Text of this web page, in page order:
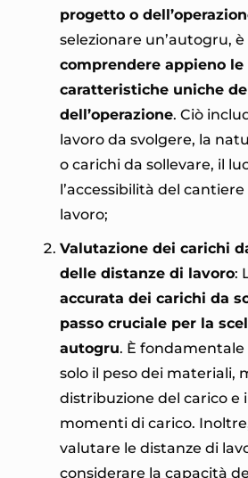
progetto o
selezionare un’autogru, è
comprendere appieno le
caratteristiche uniche
dell’operazione. Ciò
lavoro da svolgere, la
o carichi da sollevare, il
l’accessibilità del cantiere
lavoro;
Valutazione dei carichi
delle distanze di lavoro:
accurata dei carichi da
passo cruciale per la
autogru. È
solo il peso dei materiali,
distribuzione del carico e
momenti di carico.
valutare le distanze di
considerare la capacità